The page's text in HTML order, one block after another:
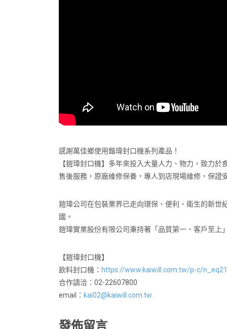
感謝萬佳鄉使用鍇瑋封口機系列產品！
【鎧瑋封口機】多年來投入大量人力、物力，致力
售後服務，原廠維修保養，專人到店現場維修，保證
鎧瑋公司在包裝業界已走向環保、便利、衛生的新
國。
鎧瑋實業股份有限公司秉持著「品質第一、客戶至上
【鎧瑋封口機】
飲料封口機： https://www.kaiwill.com.tw/p-c/
合作請洽：02-22607800
email： kai02@kaiwill.com.tw
發佈留言